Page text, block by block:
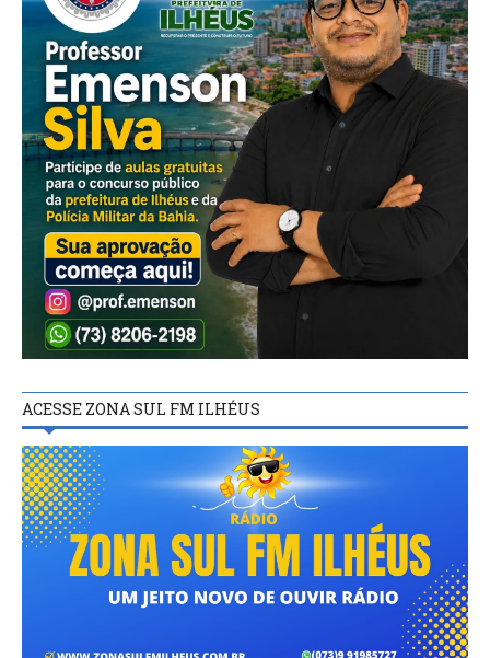
ACESSE ZONA SUL FM ILHÉUS